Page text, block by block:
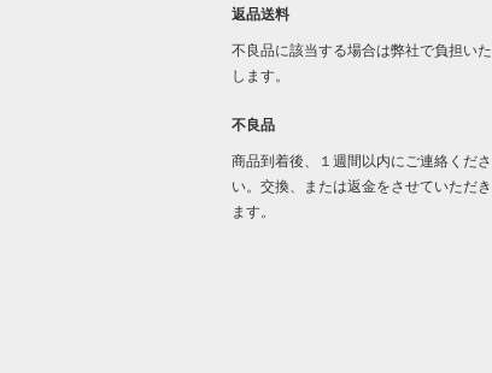
返品送料
不良品に該当する場合は弊社で負担いた
します。
不良品
商品到着後、１週間以内にご連絡くださ
い。交換、または返金をさせていただき
ます。